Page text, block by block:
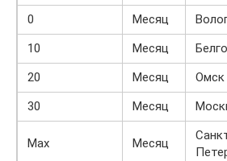
0
Месяц
10
Месяц
20
Месяц Омск
30
Месяц
Max Месяц